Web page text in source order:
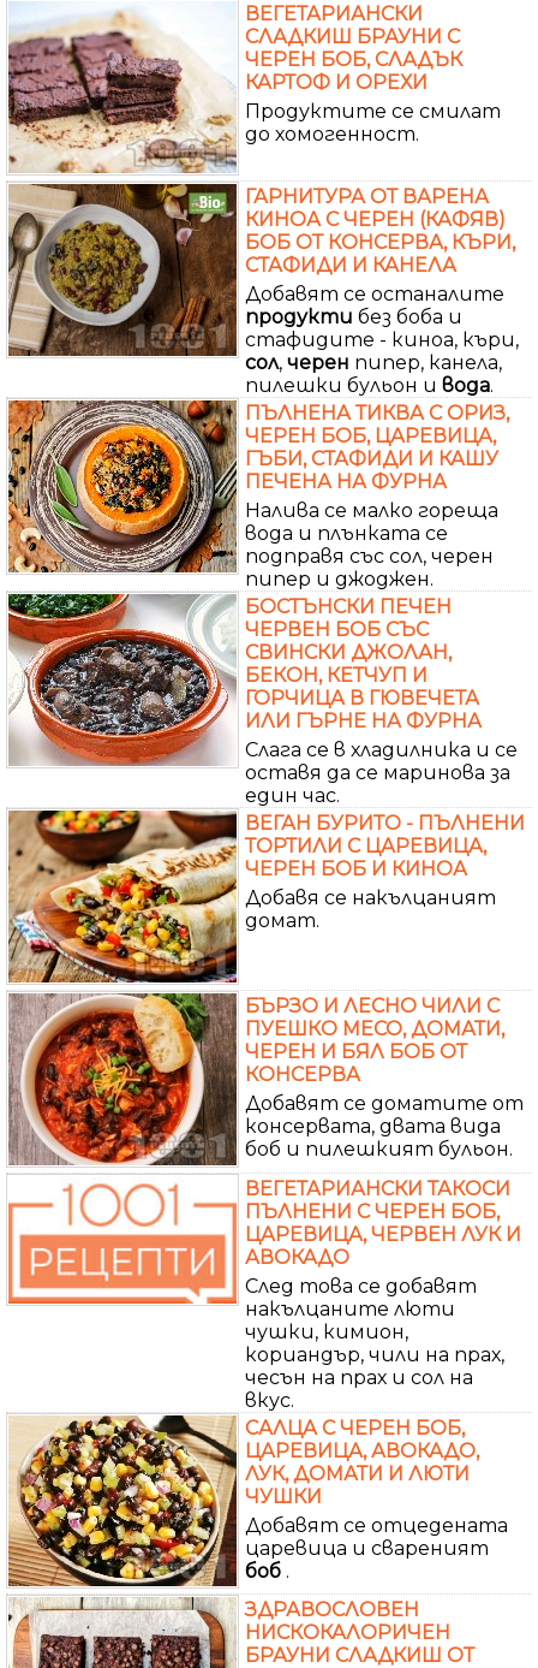
ВЕГЕТАРИАНСКИ
СЛАДКИШ БРАУНИ С
ЧЕРЕН БОБ, СЛАДЪК
КАРТОФ И ОРЕХИ
Продуктите се смилат
до хомогенност.
ГАРНИТУРА ОТ ВАРЕНА
КИНОА С ЧЕРЕН (КАФЯВ)
БОБ ОТ КОНСЕРВА, КЪРИ,
СТАФИДИ И КАНЕЛА
Добавят се останалите
продукти без боба и
стафидите - киноа, къри,
сол, черен пипер, канела,
пилешки бульон и вода.
ПЪЛНЕНА ТИКВА С ОРИЗ,
ЧЕРЕН БОБ, ЦАРЕВИЦА,
ГЪБИ, СТАФИДИ И КАШУ
ПЕЧЕНА НА ФУРНА
Налива се малко гореща
вода и плънката се
подправя със сол, черен
пипер и джоджен.
БОСТЪНСКИ ПЕЧЕН
ЧЕРВЕН БОБ СЪС
СВИНСКИ ДЖОЛАН,
БЕКОН, КЕТЧУП И
ГОРЧИЦА В ГЮВЕЧЕТА
ИЛИ ГЪРНЕ НА ФУРНА
Слага се в хладилника и се
оставя да се маринова за
един час.
ВЕГАН БУРИТО - ПЪЛНЕНИ
ТОРТИЛИ С ЦАРЕВИЦА,
ЧЕРЕН БОБ И КИНОА
Добавя се накълцаният
домат.
БЪРЗО И ЛЕСНО ЧИЛИ С
ПУЕШКО МЕСО, ДОМАТИ,
ЧЕРЕН И БЯЛ БОБ ОТ
КОНСЕРВА
Добавят се доматите от
консервата, двата вида
боб и пилешкият бульон.
ВЕГЕТАРИАНСКИ ТАКОСИ
ПЪЛНЕНИ С ЧЕРЕН БОБ,
ЦАРЕВИЦА, ЧЕРВЕН ЛУК И
АВОКАДО
След това се добавят
накълцаните люти
чушки, кимион,
кориандър, чили на прах,
чесън на прах и сол на
вкус.
САЛЦА С ЧЕРЕН БОБ,
ЦАРЕВИЦА, АВОКАДО,
ЛУК, ДОМАТИ И ЛЮТИ
ЧУШКИ
Добавят се отцедената
царевица и свареният
боб .
ЗДРАВОСЛОВЕН
НИСКОКАЛОРИЧЕН
БРАУНИ СЛАДКИШ ОТ